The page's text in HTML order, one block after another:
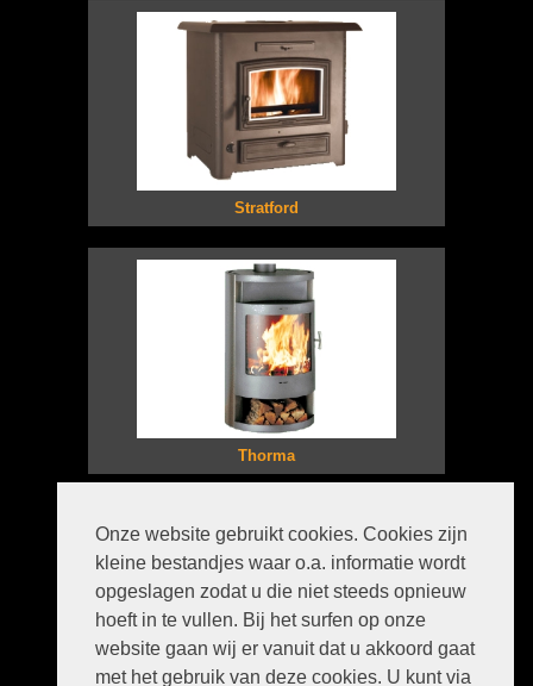
Onze website gebruikt cookies. Cookies zijn
kleine bestandjes waar o.a. informatie wordt
opgeslagen zodat u die niet steeds opnieuw
hoeft in te vullen. Bij het surfen op onze
website gaan wij er vanuit dat u akkoord gaat
met het gebruik van deze cookies. U kunt via
Stratford
Thorma
Privacyverklaring
Sitemap
Contact
Goedkope kachel - Kortanova